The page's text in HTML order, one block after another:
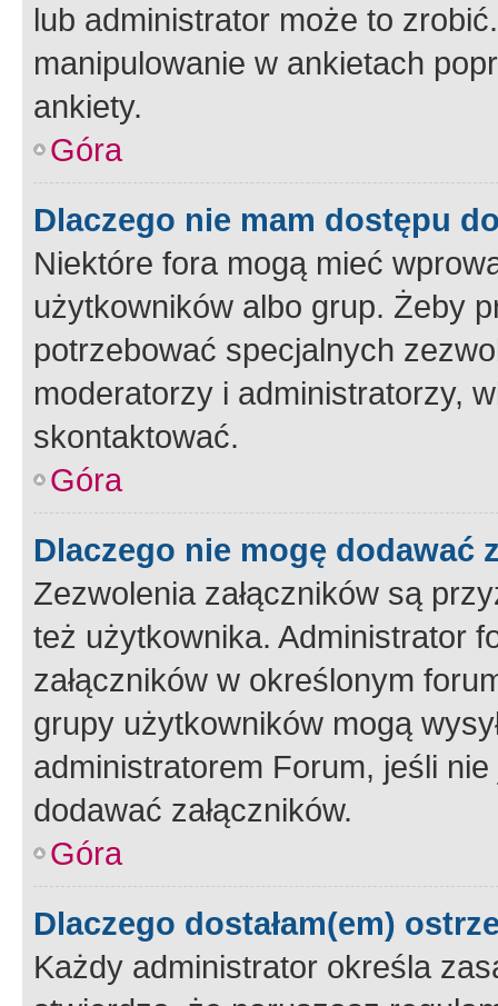
lub administrator może to
manipulowanie w ankietach
ankiety.
Góra
Dlaczego nie mam dostępu
Niektóre fora mogą mieć
użytkowników albo grup. Żeby
potrzebować specjalnych
moderatorzy i administratorzy,
skontaktować.
Góra
Dlaczego nie mogę dodawać
Zezwolenia załączników są
też użytkownika. Administrator
załączników w określonym
grupy użytkowników mogą
administratorem Forum, jeśli
dodawać załączników.
Góra
Dlaczego dostałam(em)
Każdy administrator określa